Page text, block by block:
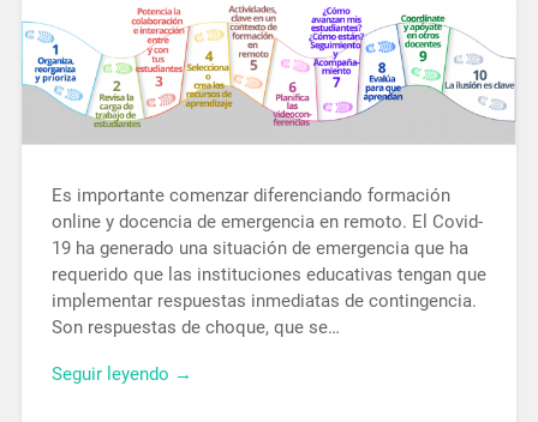
Es importante comenzar diferenciando formación
online y docencia de emergencia en remoto. El Covid-
19 ha generado una situación de emergencia que ha
requerido que las instituciones educativas tengan que
implementar respuestas inmediatas de contingencia.
Son respuestas de choque, que se…
Seguir leyendo →